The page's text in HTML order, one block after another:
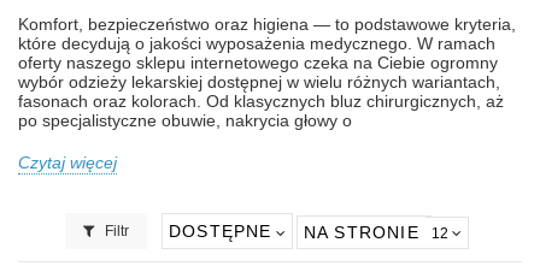
Komfort, bezpieczeństwo oraz higiena — to podstawowe kryteria,
które decydują o jakości wyposażenia medycznego. W ramach
oferty naszego sklepu internetowego czeka na Ciebie ogromny
wybór odzieży lekarskiej dostępnej w wielu różnych wariantach,
fasonach oraz kolorach. Od klasycznych bluz chirurgicznych, aż
po specjalistyczne obuwie, nakrycia głowy o
Czytaj więcej
Filtr DOSTĘPNE NA STRONIE 12